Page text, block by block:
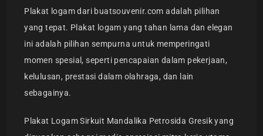
Plakat logam dari buatsouvenir.com adalah pilihan
yang tepat. Plakat logam yang tahan lama dan elegan
ini adalah pilihan sempurna untuk memperingati
momen spesial, seperti pencapaian dalam pekerjaan,
kelulusan, prestasi dalam olahraga, dan lain
sebagainya.
Plakat Logam Sirkuit Mandalika Petrosida Gresik yang